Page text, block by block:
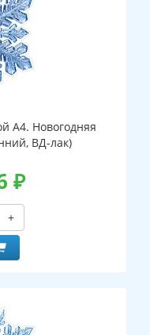
А4. Новогодняя
ВД-лак)
₽
+